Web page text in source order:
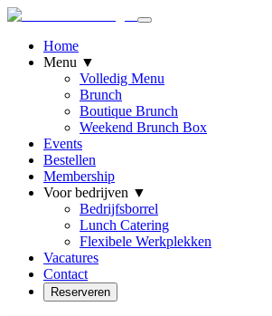
Home
Menu ▼
Volledig Menu
Brunch
Boutique Brunch
Weekend Brunch Box
Events
Bestellen
Membership
Voor bedrijven ▼
Bedrijfsborrel
Lunch Catering
Flexibele Werkplekken
Vacatures
Contact
Reserveren